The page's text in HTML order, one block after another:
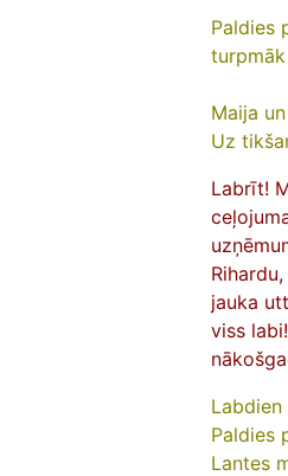
Paldies
Maija
Uz
Labrīt!
jauka
viss
Labdien
Paldies
Lantes